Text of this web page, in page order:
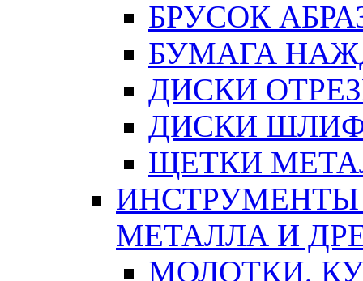
БРУСОК
БУМАГА
ДИСКИ
ДИСКИ
ЩЕТКИ
ИНСТРУМЕНТЫ
МЕТАЛЛА И
МОЛОТКИ,